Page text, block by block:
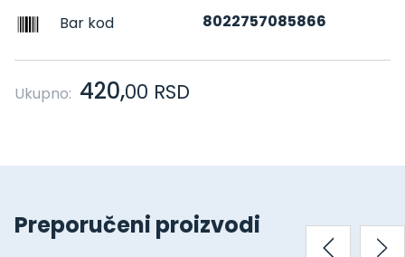
Bar kod 8022757085866
Ukupno: 420,00 RSD
Preporučeni proizvodi